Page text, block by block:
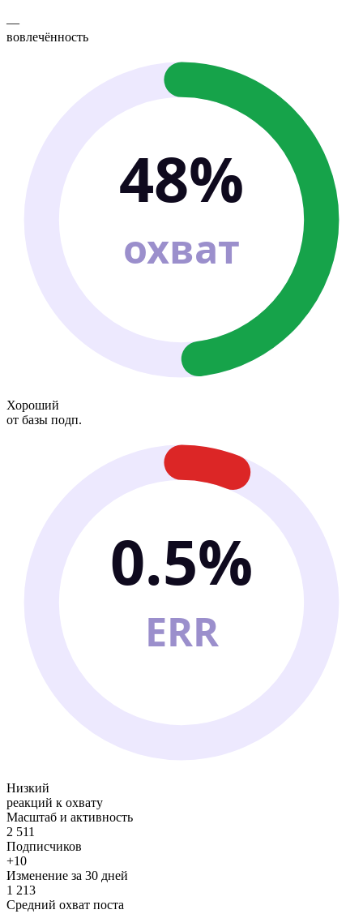
—
вовлечённость
48%
охват
Хороший
от базы подп.
0.5%
ERR
Низкий
реакций к охвату
Масштаб и активность
2 511
Подписчиков
+10
Изменение за 30 дней
1 213
Средний охват поста